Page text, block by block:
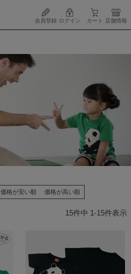
会員登録 ログイン カート 店舗情報
価格が安い順 価格が高い順
15件中 1-15件表示